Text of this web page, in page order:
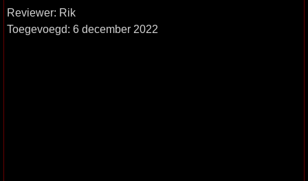
Reviewer: Rik
Toegevoegd: 6 december 2022